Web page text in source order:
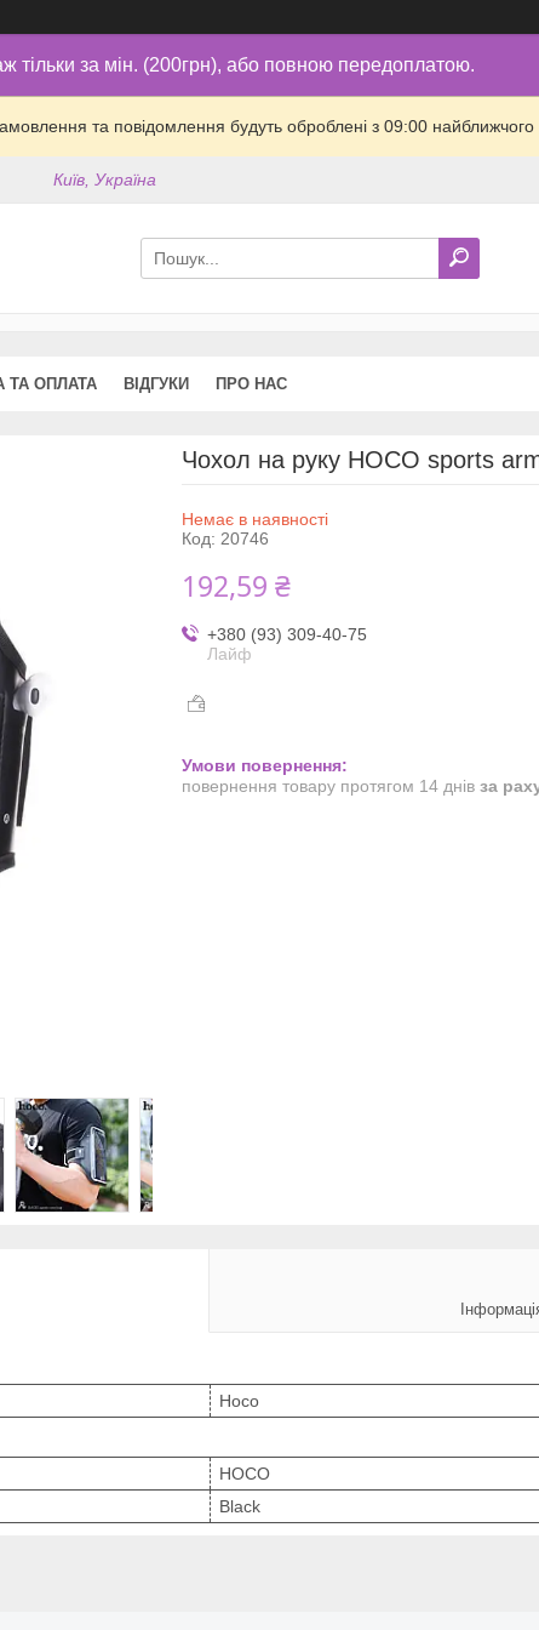
тільки за мін. (200грн), або повною передоплатою.
та повідомлення будуть оброблені з 09:00
Київ, Україна
ТА ОПЛАТА ВІДГУКИ ПРО НАС
Чохол на руку HOCO sports
Немає в наявності
Код: 20746
192,59 ₴
+380 (93) 309-40-75
Лайф
повернення товару протягом 14 днів за
Hoco
HOCO
Black